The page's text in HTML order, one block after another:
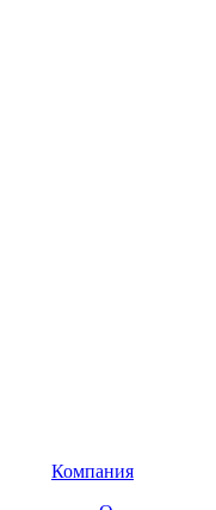
Компания